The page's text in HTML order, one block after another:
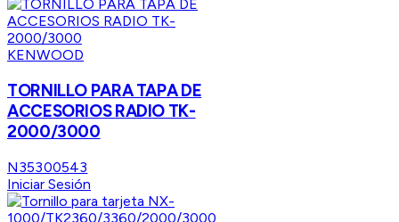
KENWOOD
TORNILLO PARA TAPA DE
ACCESORIOS RADIO TK-
2000/3000
N35300543
Iniciar Sesión